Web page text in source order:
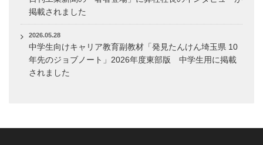
掲載されました
2026.05.28
中学生向けキャリア教育副教材「発見たんけん埼玉県 10
年先のジョブノート」2026年度東部版 中学生用に掲載
されました